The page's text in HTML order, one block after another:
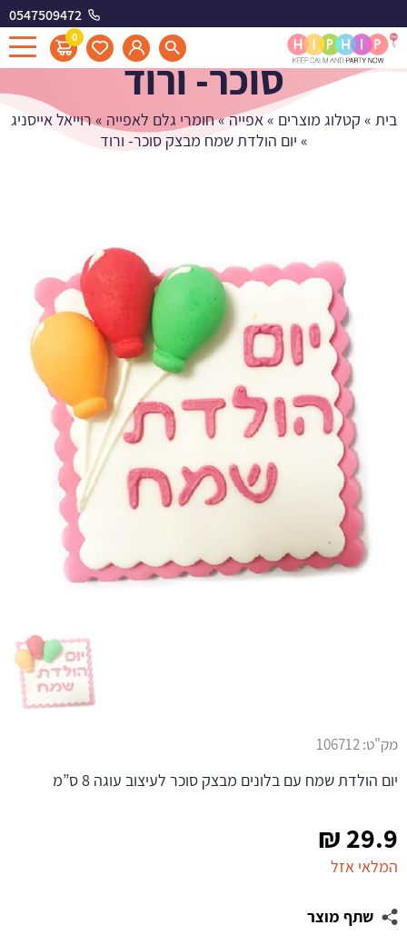
0547509472
0
יום הולדת שמח מבצק
סוכר- ורוד
בית » קטלוג מוצרים »אפייה»חומרי גלם לאפייה »רוייאל אייסניג
» יום הולדת שמח מבצק סוכר- ורוד
29.9
₪
המלאי אזל
שתף מוצר
מק"ט:106712
יום הולדת שמח עם בלונים מבצק סוכר לעיצוב עוגה 8 ס”מ